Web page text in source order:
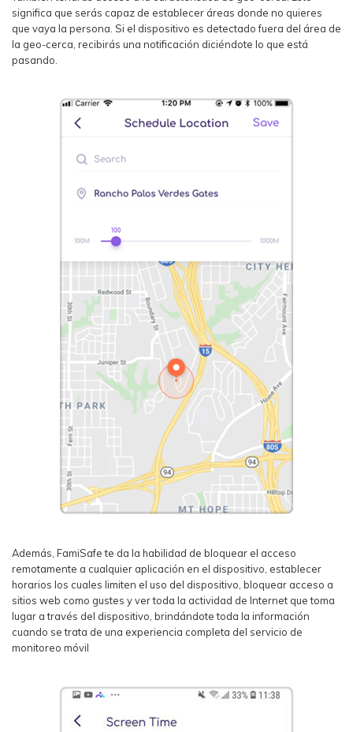
significa que serás capaz de establecer áreas donde no quieres
que vaya la persona. Si el dispositivo es detectado fuera del área de
la geo-cerca, recibirás una notificación diciéndote lo que está
pasando.
Además, FamiSafe te da la habilidad de bloquear el acceso
remotamente a cualquier aplicación en el dispositivo, establecer
horarios los cuales limiten el uso del dispositivo, bloquear acceso a
sitios web como gustes y ver toda la actividad de Internet que toma
lugar a través del dispositivo, brindándote toda la información
cuando se trata de una experiencia completa del servicio de
monitoreo móvil